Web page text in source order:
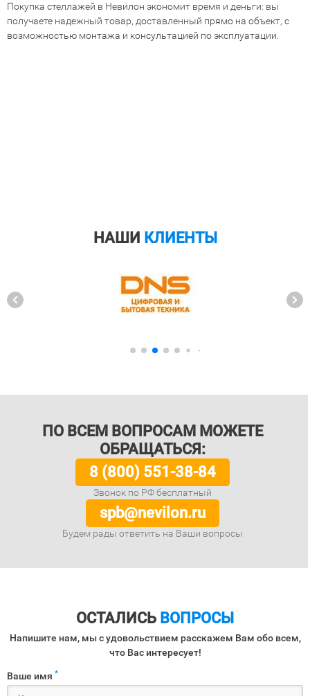
Покупка стеллажей в Невилон экономит время и деньги: вы
получаете надежный товар, доставленный прямо на объект, с
возможностью монтажа и консультацией по эксплуатации.
НАШИ КЛИЕНТЫ
ПО ВСЕМ ВОПРОСАМ МОЖЕТЕ
ОБРАЩАТЬСЯ:
8 (800) 551-38-84
Звонок по РФ бесплатный
spb@nevilon.ru
Будем рады ответить на Ваши вопросы
ОСТАЛИСЬ ВОПРОСЫ
Напишите нам, мы с удовольствием расскажем Вам обо всем,
что Вас интересует!
Ваше имя *